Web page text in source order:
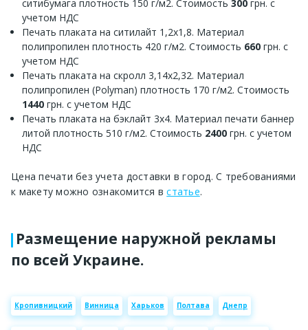
ситибумага плотность 150 г/м2. Стоимость 300 грн. с
учетом НДС
Печать плаката на ситилайт 1,2х1,8. Материал
полипропилен плотность 420 г/м2. Стоимость 660 грн. с
учетом НДС
Печать плаката на скролл 3,14х2,32. Материал
полипропилен (Polyman) плотность 170 г/м2. Стоимость
1440 грн. с учетом НДС
Печать плаката на бэклайт 3х4. Материал печати баннер
литой плотность 510 г/м2. Стоимость 2400 грн. с учетом
НДС
Цена печати без учета доставки в город. С требованиями
к макету можно ознакомится встатье.
Размещение наружной рекламы
по всей Украине.
Кропивницкий Винница Харьков Полтава Днепр